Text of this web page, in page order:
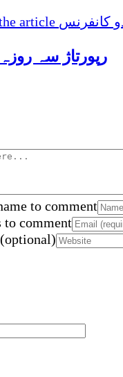
رپورتاژ سہ
to comment
to comment